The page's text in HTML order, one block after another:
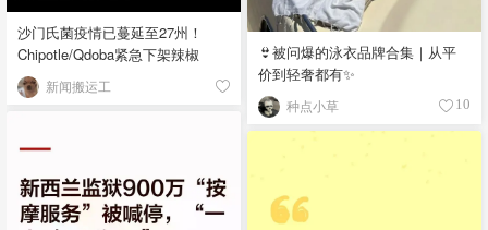
沙门氏菌疫情已蔓延至27州！
Chipotle/Qdoba紧急下架辣椒
新闻搬运工
👙被问爆的泳衣品牌合集｜从平
价到轻奢都有✨
种点小草 10